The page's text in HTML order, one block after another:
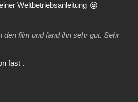
Weltbetriebsanleitung
den film und fand ihn sehr gut. Sehr
fast .